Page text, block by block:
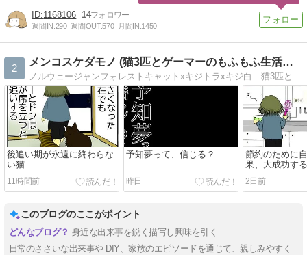
1168106 14
週間IN:290 週間OUT:570 月間IN:1450
2
メンコスケダモノ (猫3匹とゲーマーのもふもふ生活漫画絵日…
ノルウェージャンフォレストキャットxキジトラxキジ白 猫3匹とゲーマーのもふもふ生活漫画絵日記「メンコスケダモノ」 3匹の愛猫との日常から、飼い主の思い出話まで。毎日更新中
後追い期が永遠に終わらな
い猫
11時間前
予知夢って、信じる？
昨日
節約のために
果、大成功す
ちゃう話
2日前
このブログのここがポイント
身近な出来事を鋭く描写し興味を引く
日常のささいな出来事や DIY、家族のエピソードを通じて、親しみやすく